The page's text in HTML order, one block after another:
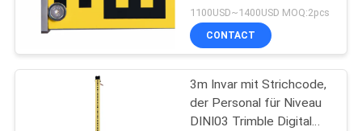
Tachymeter-
Batterien
Mangan-Übersicht Rod
1100USD~1400USD MOQ:2pcs
CONTACT
3m Invar mit Strichcode,
der Personal für Niveau
DINI03 Trimble Digital